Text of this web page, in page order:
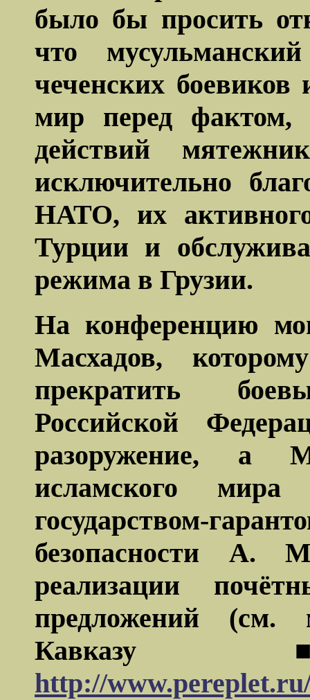
было бы просить
что
чеченских боевиков
мир перед фактом,
действий
исключительно
НАТО, их
Турции и
режима в Грузии.
На конференцию
Масхадов,
прекратить
Российской
разоружение, а
исламского
государством-
безопасности А.
реализации
предложений
http://